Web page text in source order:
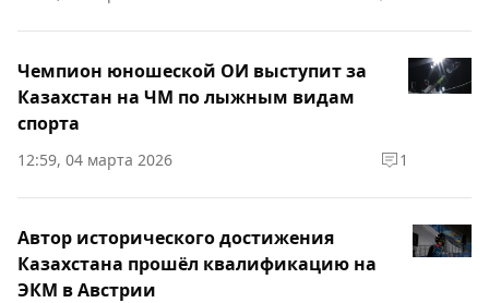
Чемпион юношеской ОИ выступит за
Казахстан на ЧМ по лыжным видам
спорта
12:59, 04 марта 2026 1
Автор исторического достижения
Казахстана прошёл квалификацию на
ЭКМ в Австрии